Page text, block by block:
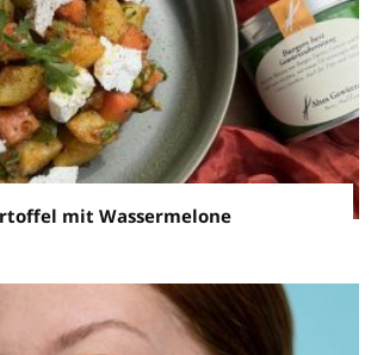
mit Wassermelone